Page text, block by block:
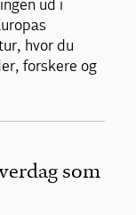
ud i
hvor du
forskere og
som